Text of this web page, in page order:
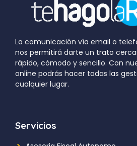
La comunicación vía email o
nos permitirá darte un trato
rápido, cómodo y sencillo. Con
online podrás hacer todas las
cualquier lugar.
Servicios